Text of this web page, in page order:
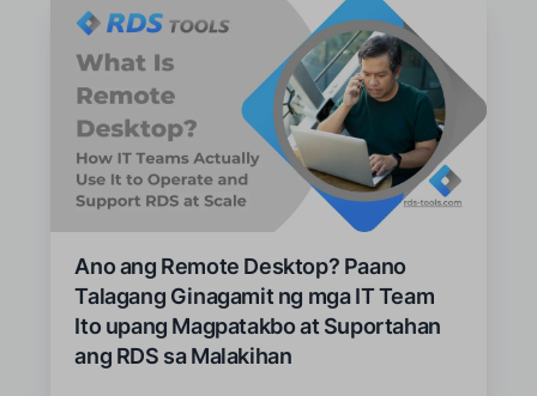
Ano ang Remote Desktop? Paano
Talagang Ginagamit ng mga IT Team
Ito upang Magpatakbo at Suportahan
ang RDS sa Malakihan